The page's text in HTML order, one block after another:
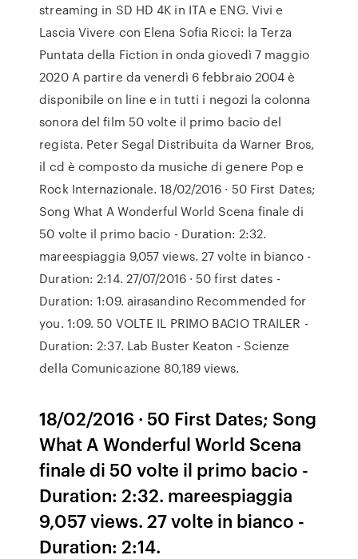
streaming in SD HD 4K in ITA e ENG. Vivi e
Lascia Vivere con Elena Sofia Ricci: la Terza
Puntata della Fiction in onda giovedì 7 maggio
2020 A partire da venerdì 6 febbraio 2004 è
disponibile on line e in tutti i negozi la colonna
sonora del film 50 volte il primo bacio del
regista. Peter Segal Distribuita da Warner Bros,
il cd è composto da musiche di genere Pop e
Rock Internazionale. 18/02/2016 · 50 First Dates;
Song What A Wonderful World Scena finale di
50 volte il primo bacio - Duration: 2:32.
mareespiaggia 9,057 views. 27 volte in bianco -
Duration: 2:14. 27/07/2016 · 50 first dates -
Duration: 1:09. airasandino Recommended for
you. 1:09. 50 VOLTE IL PRIMO BACIO TRAILER -
Duration: 2:37. Lab Buster Keaton - Scienze
della Comunicazione 80,189 views.
18/02/2016 · 50 First Dates; Song
What A Wonderful World Scena
finale di 50 volte il primo bacio -
Duration: 2:32. mareespiaggia
9,057 views. 27 volte in bianco -
Duration: 2:14.